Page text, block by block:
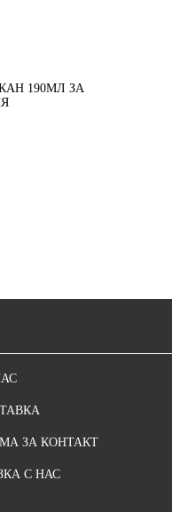
190МЛ ЗА
ЗА КОНТАКТ
С НАС